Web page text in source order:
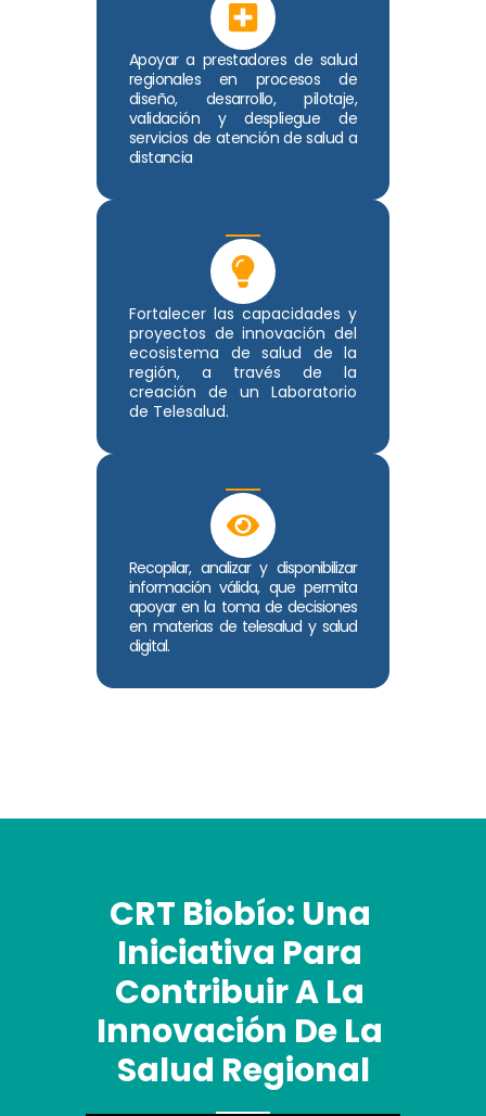
Apoyar a prestadores de salud
regionales en procesos de
diseño, desarrollo, pilotaje,
validación y despliegue de
servicios de atención de salud a
distancia
Fortalecer las capacidades y
proyectos de innovación del
ecosistema de salud de la
región, a través de la
creación de un Laboratorio
de Telesalud.
Recopilar, analizar y disponibilizar
información válida, que permita
apoyar en la toma de decisiones
en materias de telesalud y salud
digital.
CRT Biobío: Una
Iniciativa Para
Contribuir A La
Innovación De La
Salud Regional